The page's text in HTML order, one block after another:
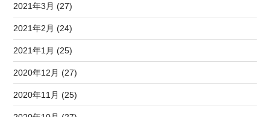
2021年3月 (27)
2021年2月 (24)
2021年1月 (25)
2020年12月 (27)
2020年11月 (25)